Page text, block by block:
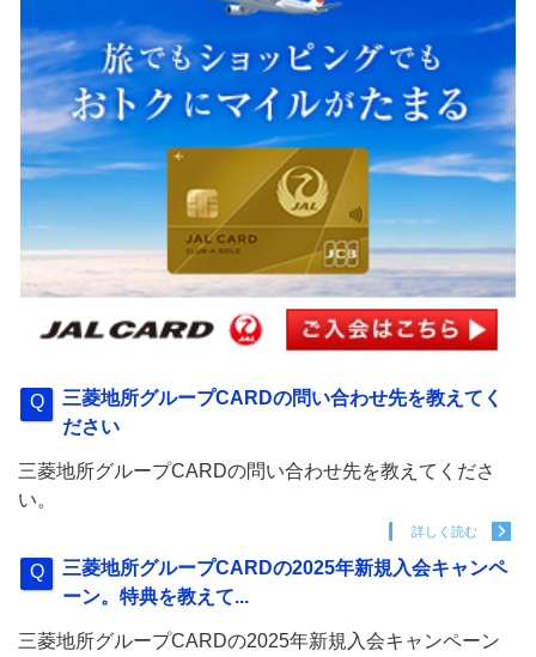
三菱地所グループCARDの問い合わせ先を教えてく
ださい
三菱地所グループCARDの問い合わせ先を教えてくださ
い。
詳しく読む
三菱地所グループCARDの2025年新規入会キャンペ
ーン。特典を教えて...
三菱地所グループCARDの2025年新規入会キャンペーン